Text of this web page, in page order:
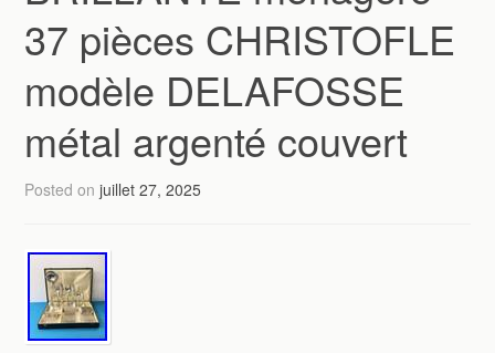
37 pièces CHRISTOFLE
modèle DELAFOSSE
métal argenté couvert
Posted onjuillet 27, 2025